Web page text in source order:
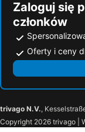
Zaloguj się
członków
Oferty i ceny
trivago N.V.,
Copyright 2026 trivago |